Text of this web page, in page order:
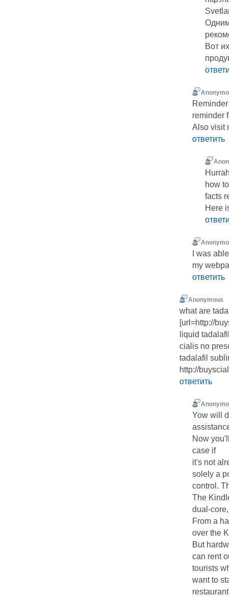
Вот
reminder
Also visit
ответить
how
facts
Here
I was
my
ответить
Anonymous
what are
[url=http://
liquid
cialis no
tadalafil
http://
ответить
Yow will
Now
case if
it's not
solely a
control.
The
dual-
From a
over the
But
can rent
tourists
want to